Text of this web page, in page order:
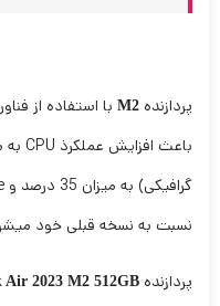
پردازنده M2 با استفاده از
نسبت به نسخه قبلی خود
پردازنده Air 2023 M2 512GB